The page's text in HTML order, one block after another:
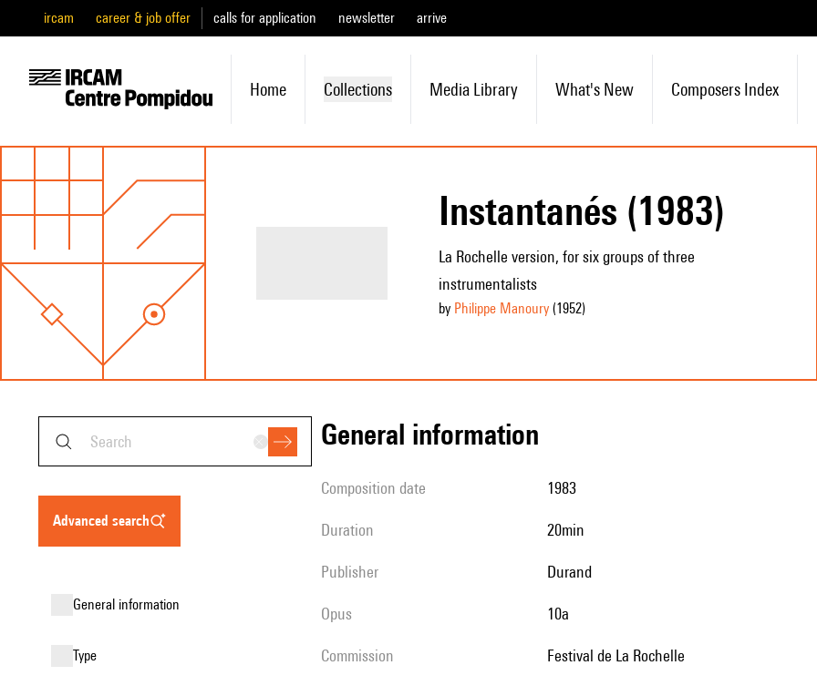
ircam career & job offer calls for application newsletter arrive
Home Collections Media Library What's New Composers Index
Instantanés (1983)
La Rochelle version, for six groups of three
instrumentalists
by Philippe Manoury(1952)
advanced search
general information
type
general information
composition date 1983
duration 20min
publisher Durand
Opus 10a
Commission festival de La Rochelle